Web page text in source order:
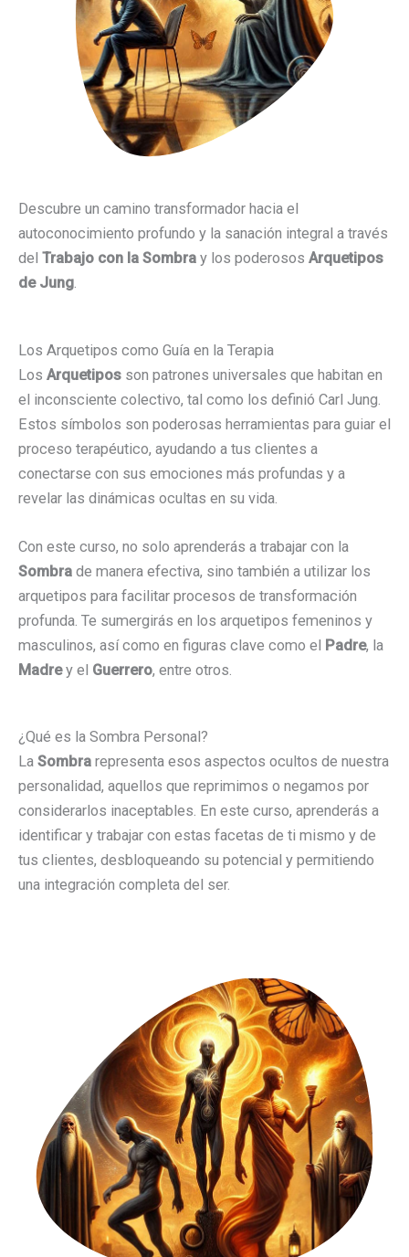
Descubre un camino transformador hacia el
autoconocimiento profundo y la sanación integral a través
del Trabajo con la Sombra y los poderosos Arquetipos
de Jung.
Los Arquetipos como Guía en la Terapia
Los Arquetipos son patrones universales que habitan en
el inconsciente colectivo, tal como los definió Carl Jung.
Estos símbolos son poderosas herramientas para guiar el
proceso terapéutico, ayudando a tus clientes a
conectarse con sus emociones más profundas y a
revelar las dinámicas ocultas en su vida.
Con este curso, no solo aprenderás a trabajar con la
Sombra de manera efectiva, sino también a utilizar los
arquetipos para facilitar procesos de transformación
profunda. Te sumergirás en los arquetipos femeninos y
masculinos, así como en figuras clave como el Padre, la
Madrey el Guerrero, entre otros.
¿Qué es la Sombra Personal?
La Sombra representa esos aspectos ocultos de nuestra
personalidad, aquellos que reprimimos o negamos por
considerarlos inaceptables. En este curso, aprenderás a
identificar y trabajar con estas facetas de ti mismo y de
tus clientes, desbloqueando su potencial y permitiendo
una integración completa del ser.